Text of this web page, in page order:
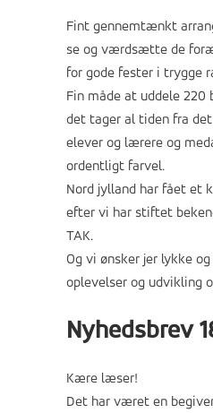
Fint gennemtænkt
se og værdsætte de
for gode fester i trygge
Fin måde at uddele 220
det tager al tiden fra
elever og lærere og
ordentligt farvel.
Nord jylland har fået et
efter vi har stiftet
TAK.
Og vi ønsker jer lykke
oplevelser og udvikling
Nyhedsbrev
Kære læser!
Det har været en